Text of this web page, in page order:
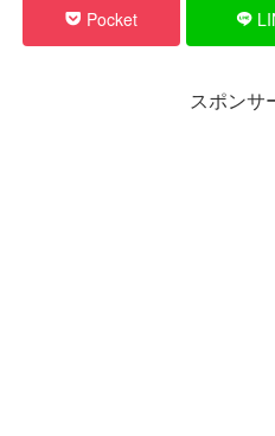
Pocket
スポンサ